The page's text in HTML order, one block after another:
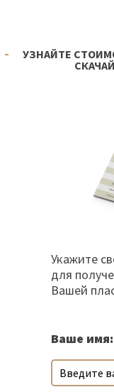
УЗНАЙТЕ
Укажите
для
Вашей
Ваше имя: